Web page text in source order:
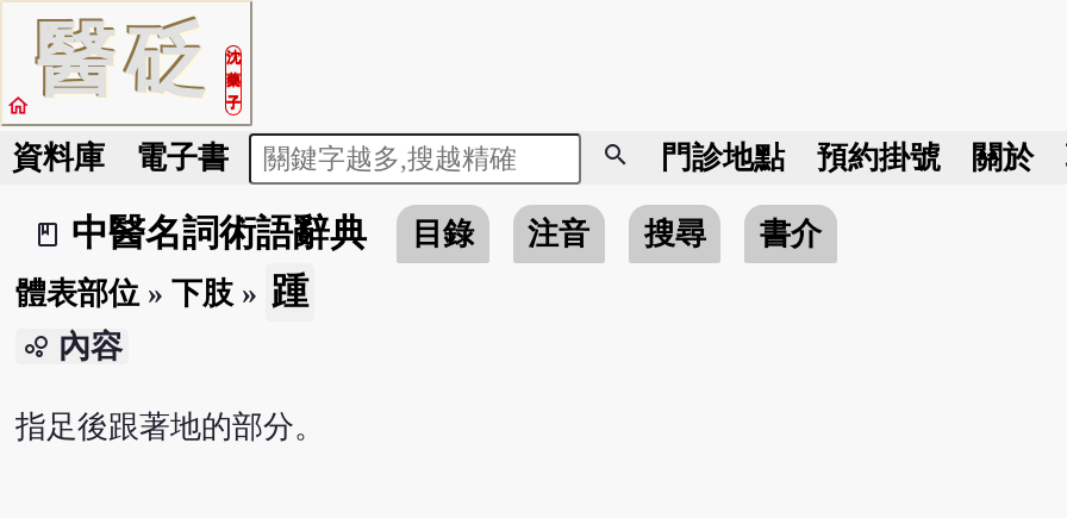
醫砭
沈
藥
子
home
資料庫 電子書 search 門診地點 預約掛號 關於
book_2
中醫名詞術語辭典 目錄 注音 搜尋
書介
體表部位 » 下肢» 踵
bubble_chart 內容
指足後跟著地的部分。